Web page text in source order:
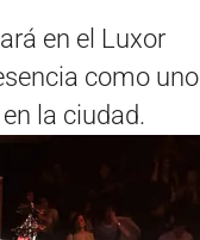
en el Luxor
como uno
la ciudad.